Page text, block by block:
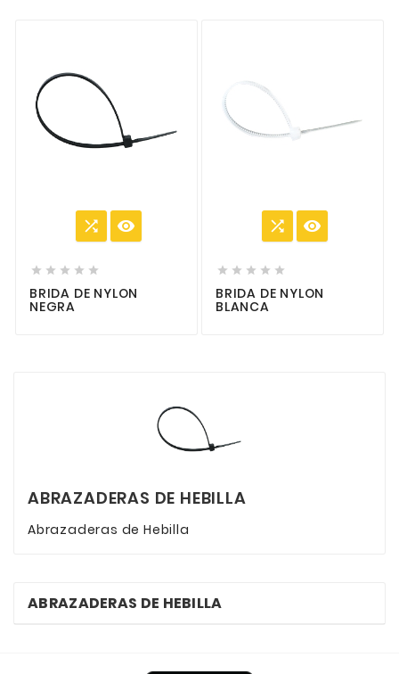
 
    
BRIDA DE NYLON
NEGRA
 
    
BRIDA DE NYLON
BLANCA
ABRAZADERAS DE HEBILLA
Abrazaderas de Hebilla
ABRAZADERAS DE HEBILLA